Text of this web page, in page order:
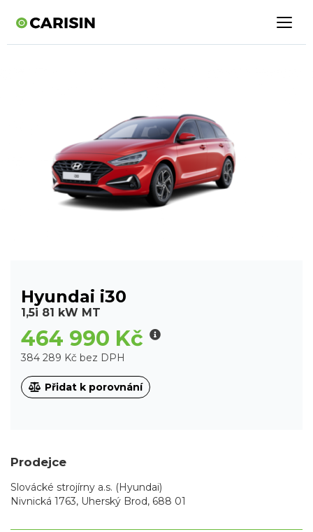
Hyundai i30
1,5i 81 kW MT
464 990 Kč
384 289 Kč bez DPH
Přidat k porovnání
Prodejce
Slovácké strojírny a.s. (Hyundai)
Nivnická 1763, Uherský Brod, 688 01